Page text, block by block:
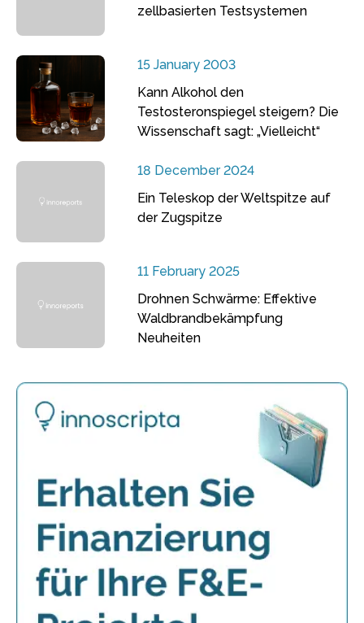
zellbasierten Testsystemen
15 January 2003
Kann Alkohol den
Testosteronspiegel steigern? Die
Wissenschaft sagt: „Vielleicht“
18 December 2024
Ein Teleskop der Weltspitze auf
der Zugspitze
11 February 2025
Drohnen Schwärme: Effektive
Waldbrandbekämpfung
Neuheiten